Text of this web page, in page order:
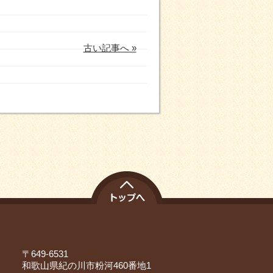
古い記事へ »
〒649-6531
和歌山県紀の川市粉河460番地1